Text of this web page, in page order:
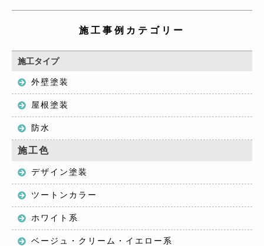
施工事例カテゴリー
施工タイプ
外壁塗装
屋根塗装
防水
施工色
デザイン塗装
ツートンカラー
ホワイト系
ベージュ・クリーム・イエロー系